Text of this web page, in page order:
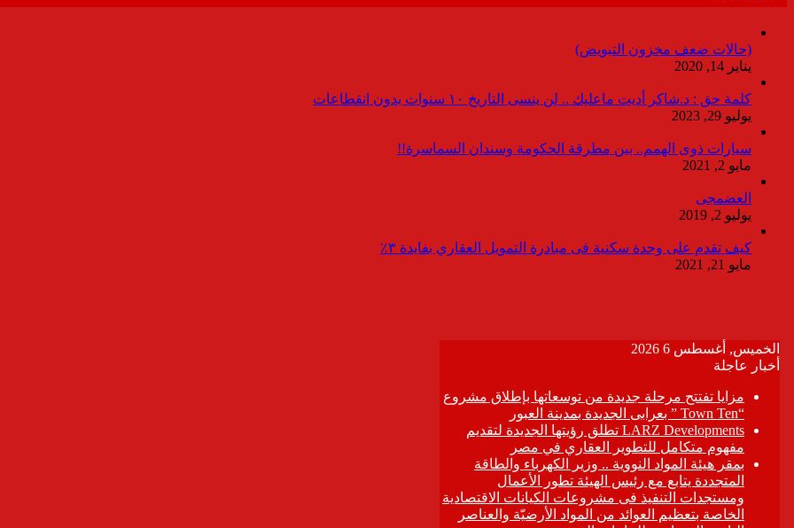
(حالات ضعف مخزون التبويض)
يناير 14, 2020
كلمة حق : د.شاكر أديت ماعليك .. لن ينسى التاريخ ١٠ سنوات بدون انقطاعات
يوليو 29, 2023
سيارات ذوى الهمم.. بين مطرقة الحكومة وسندان السماسرة!!
مايو 2, 2021
العضمجى
يوليو 2, 2019
كيف تقدم على وحدة سكنية فى مبادرة التمويل العقاري بفايدة ٣٪
مايو 21, 2021